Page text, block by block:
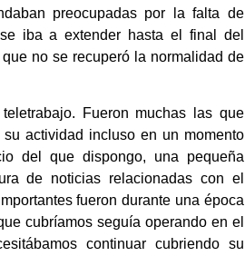
preocupadas por la falta de
iba a extender hasta el final del
no se recuperó la normalidad de
Fueron muchas las que
actividad incluso en un momento
del que dispongo, una pequeña
de noticias relacionadas con el
fueron durante una época
cubríamos seguía operando en el
continuar cubriendo su